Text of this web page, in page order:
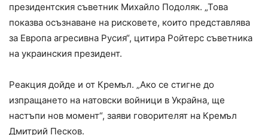
президентския съветник Михайло Подоляк. „Това
показва осъзнаване на рисковете, които представлява
за Европа агресивна Русия“, цитира Ройтерс съветника
на украинския президент.
Реакция дойде и от Кремъл. „Ако се стигне до
изпращането на натовски войници в Украйна, ще
настъпи нов момент“, заяви говорителят на Кремъл
Дмитрий Песков.